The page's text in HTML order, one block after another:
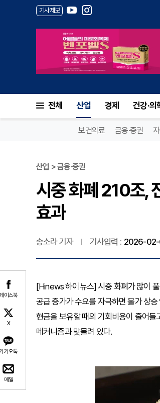
기사제보
전체 산업 경제 건강·의
보건의료 금융·증권
이스북
X
카오톡
메일
산업 > 금융·증권
시중 화폐 210조,
효과
송소라 기자 기사입력 : 2026-
[Hinews 하이뉴스] 시중 화폐가 많이
공급 증가가 수요를 자극하면 물가 상
현금을 보유할 때의 기회비용이 줄어
메커니즘과 맞물려 있다.